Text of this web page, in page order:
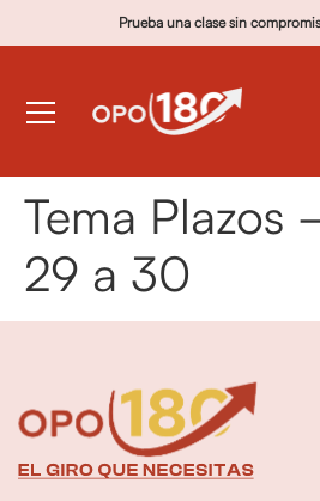
Prueba una clase sin
Tema Plazos
29 a 30